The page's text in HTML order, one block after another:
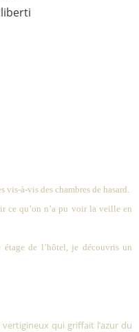
vis-à-vis des chambres de hasard.
ce qu’on n’a pu voir la veille en
de l’hôtel, je découvris un
vertigineux qui griffait l’azur du